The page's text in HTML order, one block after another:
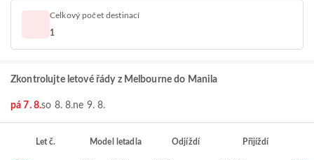
Celkový počet destinací
1
Zkontrolujte letové řády z Melbourne do Manila
pá 7. 8.so 8. 8.ne 9. 8.
Let č. Model letadla Odjíždí Přijíždí